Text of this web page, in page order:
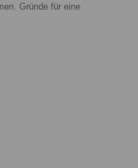
Gründe für eine